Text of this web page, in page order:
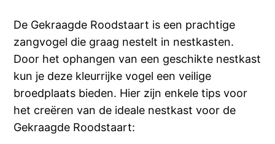
De Gekraagde Roodstaart is een prachtige
zangvogel die graag nestelt in nestkasten.
Door het ophangen van een geschikte nestkast
kun je deze kleurrijke vogel een veilige
broedplaats bieden. Hier zijn enkele tips voor
het creëren van de ideale nestkast voor de
Gekraagde Roodstaart: